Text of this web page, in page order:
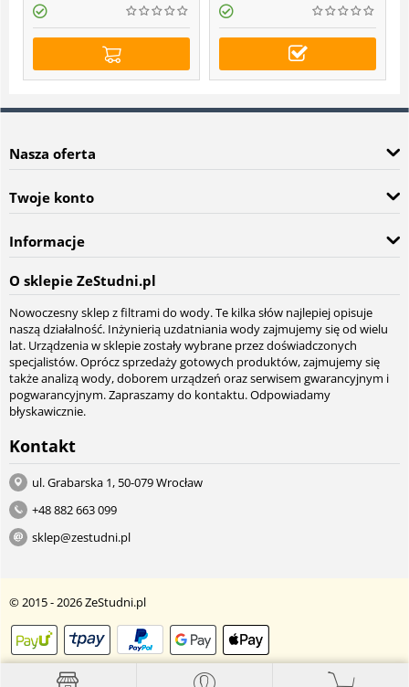
Nasza oferta
Twoje konto
Informacje
O sklepie ZeStudni.pl
Nowoczesny sklep z filtrami do wody. Te kilka słów najlepiej opisuje
naszą działalność. Inżynierią uzdatniania wody zajmujemy się od wielu
lat. Urządzenia w sklepie zostały wybrane przez doświadczonych
specjalistów. Oprócz sprzedaży gotowych produktów, zajmujemy się
także analizą wody, doborem urządzeń oraz serwisem gwarancyjnym i
pogwarancyjnym. Zapraszamy do kontaktu. Odpowiadamy
błyskawicznie.
Kontakt
ul. Grabarska 1, 50-079 Wrocław
+48 882 663 099
sklep@zestudni.pl
© 2015 - 2026 ZeStudni.pl